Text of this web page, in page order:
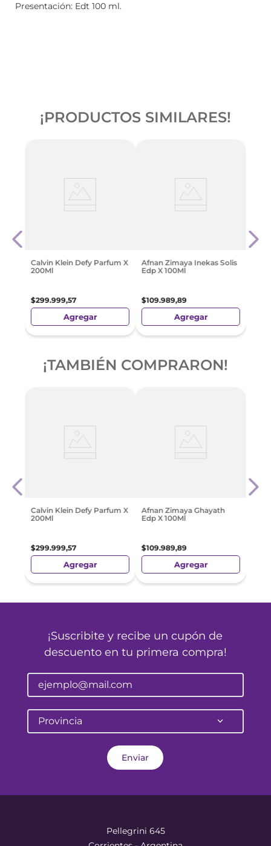
Presentación: Edt 100 ml.
¡PRODUCTOS SIMILARES!
Calvin Klein Defy Parfum X
200Ml
$299.999,57
Agregar
Afnan Zimaya Inekas Solis
Edp X 100Ml
$109.989,89
Agregar
¡TAMBIÉN COMPRARON!
Calvin Klein Defy Parfum X
200Ml
$299.999,57
Agregar
Afnan Zimaya Ghayath
Edp X 100Ml
$109.989,89
Agregar
¡Suscribite y recibe un cupón de
descuento en tu primera compra!
Provincia
Enviar
Pellegrini 645